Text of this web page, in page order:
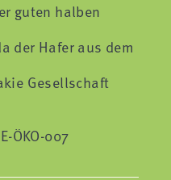
guten halben
der Hafer aus dem
Gesellschaft
ÖKO-007